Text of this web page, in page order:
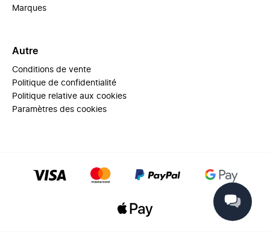
Marques
Autre
Conditions de vente
Politique de confidentialité
Politique relative aux cookies
Paramètres des cookies